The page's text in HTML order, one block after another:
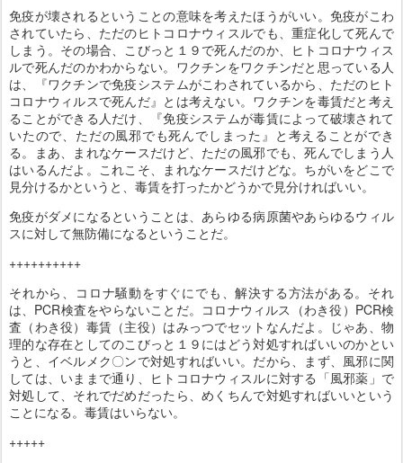
免疫が壊されるということの意味を考えたほうがいい。免疫がこわ
されていたら、ただのヒトコロナウィスルでも、重症化して死んで
しまう。その場合、こびっと１９で死んだのか、ヒトコロナウィス
ルで死んだのかわからない。ワクチンをワクチンだと思っている人
は、『ワクチンで免疫システムがこわされているから、ただのヒト
コロナウィルスで死んだ』とは考えない。ワクチンを毒賃だと考え
ることができる人だけ、『免疫システムが毒賃によって破壊されて
いたので、ただの風邪でも死んでしまった』と考えることができ
る。まあ、まれなケースだけど、ただの風邪でも、死んでしまう人
はいるんだよ。これこそ、まれなケースだけどな。ちがいをどこで
見分けるかというと、毒賃を打ったかどうかで見分ければいい。
免疫がダメになるということは、あらゆる病原菌やあらゆるウィル
スに対して無防備になるということだ。
++++++++++
それから、コロナ騒動をすぐにでも、解決する方法がある。それ
は、PCR検査をやらないことだ。コロナウィルス（わき役）PCR検
査（わき役）毒賃（主役）はみっつでセットなんだよ。じゃあ、物
理的な存在としてのこびっと１９にはどう対処すればいいのかとい
うと、イベルメク〇ンで対処すればいい。だから、まず、風邪に関
しては、いままで通り、ヒトコロナウィスルに対する「風邪薬」で
対処して、それでだめだったら、めくちんで対処すればいいという
ことになる。毒賃はいらない。
+++++